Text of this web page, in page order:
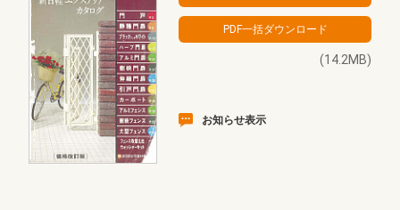
(14.2MB)
お知らせ表示